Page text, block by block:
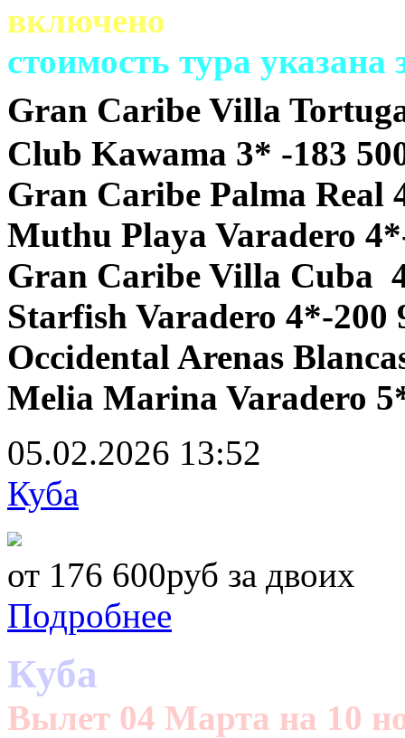
включено
cтоимость тура
Gran Caribe Villa
Club Kawama 3* -183
Gran Caribe Palma Real
Muthu Playa Varadero
Gran Caribe Villa Cuba
Starfish Varadero 4*-200
Occidental Arenas
Melia Marina Varadero
05.02.2026 13:52
Куба
от 176 600руб за двоих
Подробнее
Куба
Вылет 04 Марта на 10